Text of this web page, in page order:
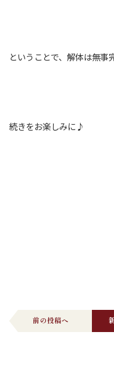
ということで、解体は無事
続きをお楽しみに♪
前の投稿へ